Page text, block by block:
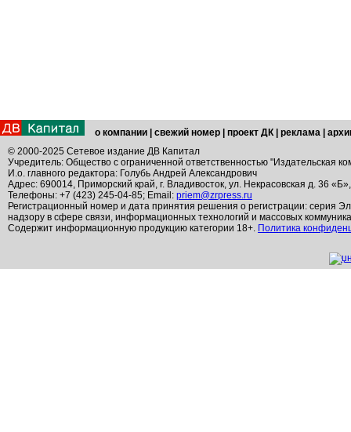
о компании свежий номер проект ДК реклама
© 2000-2025 Сетевое издание ДВ Капитал
Учредитель: Общество с ограниченной ответственностью "Издательская
И.о. главного редактора: Голубь Андрей Александрович
Адрес: 690014, Приморский край, г. Владивосток, ул. Некрасовская д. 36
Телефоны: +7 (423) 245-04-85; Email: priem@zrpress.ru
Регистрационный номер и дата принятия решения о регистрации: серия
надзору в сфере связи, информационных технологий и массовых
Содержит информационную продукцию категории 18+. Политика